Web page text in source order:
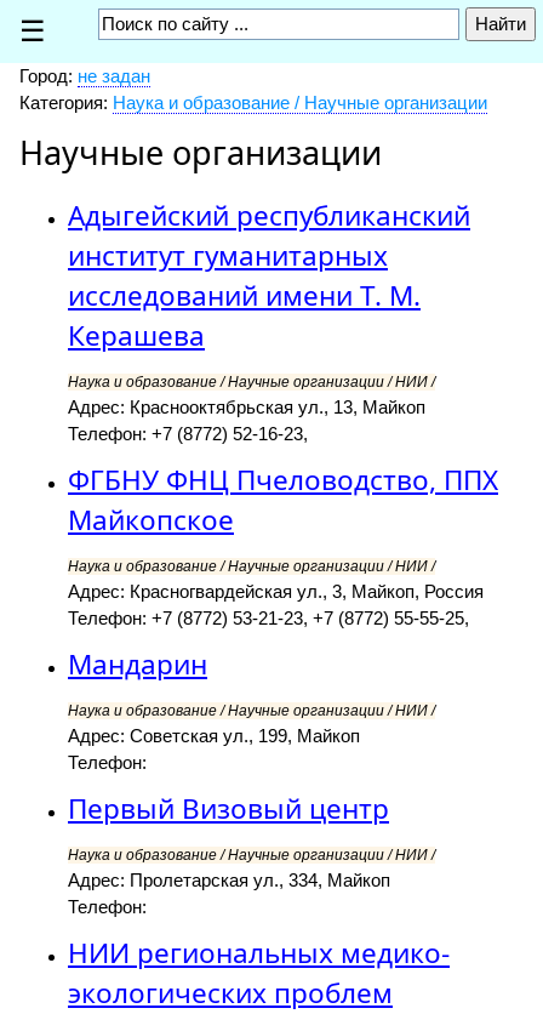
☰
Город: не задан
Категория: Наука и образование / Научные организации
Научные организации
Адыгейский республиканский
институт гуманитарных
исследований имени Т. М.
Керашева
Наука и образование / Научные организации / НИИ /
Адрес: Краснооктябрьская ул., 13, Майкоп
Телефон: +7 (8772) 52-16-23,
ФГБНУ ФНЦ Пчеловодство, ППХ
Майкопское
Наука и образование / Научные организации / НИИ /
Адрес: Красногвардейская ул., 3, Майкоп, Россия
Телефон: +7 (8772) 53-21-23, +7 (8772) 55-55-25,
Мандарин
Наука и образование / Научные организации / НИИ /
Адрес: Советская ул., 199, Майкоп
Телефон:
Первый Визовый центр
Наука и образование / Научные организации / НИИ /
Адрес: Пролетарская ул., 334, Майкоп
Телефон:
НИИ региональных медико-
экологических проблем